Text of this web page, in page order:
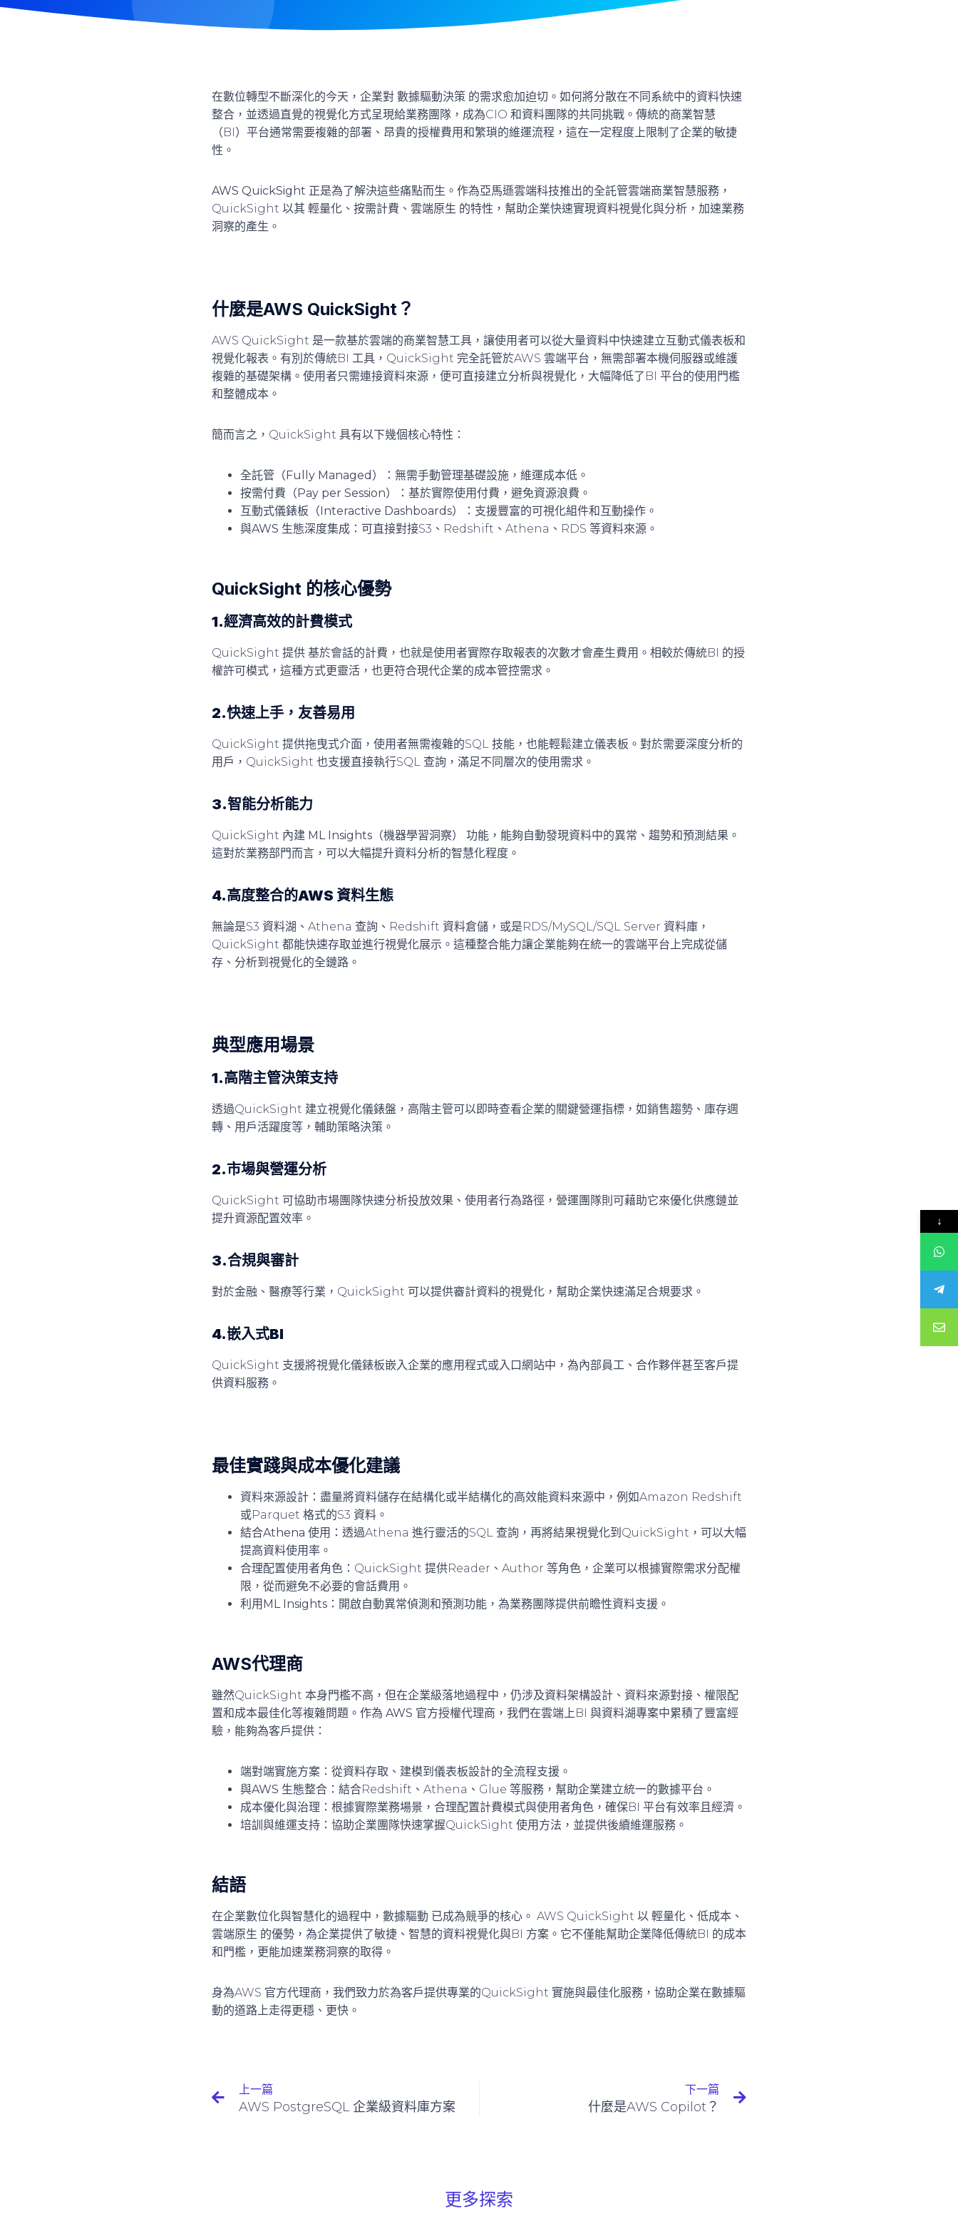
在數位轉型不斷深化的今天，企業對 數據驅動決策 的需求愈加迫切。如何將分散在不同系統中的資料快速
整合，並透過直覺的視覺化方式呈現給業務團隊，成為CIO 和資料團隊的共同挑戰。傳統的商業智慧
（BI）平台通常需要複雜的部署、昂貴的授權費用和繁瑣的維運流程，這在一定程度上限制了企業的敏捷
性。
AWS QuickSight 正是為了解決這些痛點而生。作為亞馬遜雲端科技推出的全託管雲端商業智慧服務，
QuickSight 以其 輕量化、按需計費、雲端原生 的特性，幫助企業快速實現資料視覺化與分析，加速業務
洞察的產生。
什麼是AWS QuickSight？
AWS QuickSight 是一款基於雲端的商業智慧工具，讓使用者可以從大量資料中快速建立互動式儀表板和
視覺化報表。有別於傳統BI 工具，QuickSight 完全託管於AWS 雲端平台，無需部署本機伺服器或維護
複雜的基礎架構。使用者只需連接資料來源，便可直接建立分析與視覺化，大幅降低了BI 平台的使用門檻
和整體成本。
簡而言之，QuickSight 具有以下幾個核心特性：
全託管（Fully Managed）
：無需手動管理基礎設施，維運成本低。
按需付費（Pay per Session）
：基於實際使用付費，避免資源浪費。
互動式儀錶板（Interactive Dashboards）
：支援豐富的可視化組件和互動操作。
與AWS 生態深度集成 ：可直接對接S3、Redshift、Athena、RDS 等資料來源。
QuickSight 的核心優勢
1.經濟高效的計費模式
QuickSight 提供 基於會話的計費 ，也就是使用者實際存取報表的次數才會產生費用。相較於傳統BI 的授
權許可模式，這種方式更靈活，也更符合現代企業的成本管控需求。
2.快速上手，友善易用
QuickSight 提供拖曳式介面，使用者無需複雜的SQL 技能，也能輕鬆建立儀表板。對於需要深度分析的
用戶，QuickSight 也支援直接執行SQL 查詢，滿足不同層次的使用需求。
3.智能分析能力
QuickSight 內建 ML Insights（機器學習洞察）
功能，能夠自動發現資料中的異常、趨勢和預測結果。
這對於業務部門而言，可以大幅提升資料分析的智慧化程度。
4.高度整合的AWS 資料生態
無論是S3 資料湖、Athena 查詢、Redshift 資料倉儲，或是RDS/MySQL/SQL Server 資料庫，
QuickSight 都能快速存取並進行視覺化展示。這種整合能力讓企業能夠在統一的雲端平台上完成從儲
存、分析到視覺化的全鏈路。
典型應用場景
1.高階主管決策支持
透過QuickSight 建立視覺化儀錶盤，高階主管可以即時查看企業的關鍵營運指標，如銷售趨勢、庫存週
轉、用戶活躍度等，輔助策略決策。
2.市場與營運分析
QuickSight 可協助市場團隊快速分析投放效果、使用者行為路徑，營運團隊則可藉助它來優化供應鏈並
提升資源配置效率。
3.合規與審計
對於金融、醫療等行業，QuickSight 可以提供審計資料的視覺化，幫助企業快速滿足合規要求。
4.嵌入式BI
QuickSight 支援將視覺化儀錶板嵌入企業的應用程式或入口網站中，為內部員工、合作夥伴甚至客戶提
供資料服務。
最佳實踐與成本優化建議
資料來源設計 ：盡量將資料儲存在結構化或半結構化的高效能資料來源中，例如Amazon Redshift
或Parquet 格式的S3 資料。
結合Athena 使用 ：透過Athena 進行靈活的SQL 查詢，再將結果視覺化到QuickSight，可以大幅
提高資料使用率。
合理配置使用者角色 ：QuickSight 提供Reader、Author 等角色，企業可以根據實際需求分配權
限，從而避免不必要的會話費用。
利用ML Insights ：開啟自動異常偵測和預測功能，為業務團隊提供前瞻性資料支援。
AWS代理商
雖然QuickSight 本身門檻不高，但在企業級落地過程中，仍涉及資料架構設計、資料來源對接、權限配
置和成本最佳化等複雜問題。作為 AWS 官方授權代理商 ，我們在雲端上BI 與資料湖專案中累積了豐富經
驗，能夠為客戶提供：
端對端實施方案 ：從資料存取、建模到儀表板設計的全流程支援。
與AWS 生態整合 ：結合Redshift、Athena、Glue 等服務，幫助企業建立統一的數據平台。
成本優化與治理 ：根據實際業務場景，合理配置計費模式與使用者角色，確保BI 平台有效率且經濟。
培訓與維運支持 ：協助企業團隊快速掌握QuickSight 使用方法，並提供後續維運服務。
結語
在企業數位化與智慧化的過程中， 數據驅動 已成為競爭的核心。 AWS QuickSight 以 輕量化、低成本、
雲端原生 的優勢，為企業提供了敏捷、智慧的資料視覺化與BI 方案。它不僅能幫助企業降低傳統BI 的成本
和門檻，更能加速業務洞察的取得。
身為AWS 官方代理商，我們致力於為客戶提供專業的QuickSight 實施與最佳化服務，協助企業在數據驅
動的道路上走得更穩、更快。
上一篇
AWS PostgreSQL 企業級資料庫方案
下一篇
什麼是AWS Copilot？
更多探索
↓